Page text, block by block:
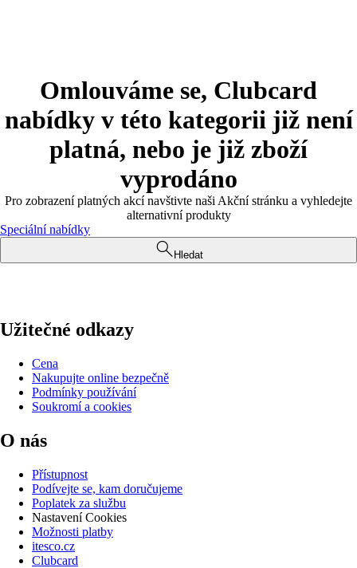
Omlouváme se, Clubcard
nabídky v této kategorii již není
platná, nebo je již zboží
vyprodáno
Pro zobrazení platných akcí navštivte naši Akční stránku a vyhledejte
alternativní produkty
Speciální nabídky
Hledat
Užitečné odkazy
Cena
Nakupujte online bezpečně
Podmínky používání
Soukromí a cookies
O nás
Přístupnost
Podívejte se, kam doručujeme
Poplatek za službu
Nastavení Cookies
Možnosti platby
itesco.cz
Clubcard